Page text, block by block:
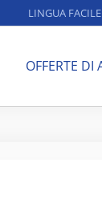
LINGUA FACILE
OFFERTE DI